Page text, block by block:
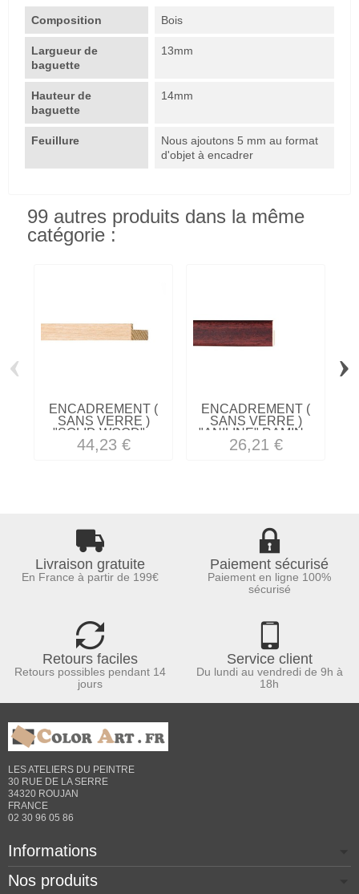
Composition Bois
Largueur de
baguette
13mm
Hauteur de
baguette
14mm
Feuillure
Nous ajoutons 5 mm au format
d'objet à encadrer
99 autres produits dans la même
catégorie :
ENCADREMENT (
SANS VERRE )
"SOLID WOOD"...
44,23 €
ENCADREMENT (
SANS VERRE )
"ANILINE" RAMIN...
26,21 €
‹ ›
Livraison gratuite
En France à partir de 199€
Paiement sécurisé
Paiement en ligne 100%
sécurisé
Retours faciles
Retours possibles pendant 14
jours
Service client
Du lundi au vendredi de 9h à
18h
LES ATELIERS DU PEINTRE
30 RUE DE LA SERRE
34320 ROUJAN
FRANCE
02 30 96 05 86
Informations
Nos produits